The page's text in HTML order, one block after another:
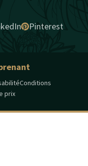
Pinterest
Conditions
prix